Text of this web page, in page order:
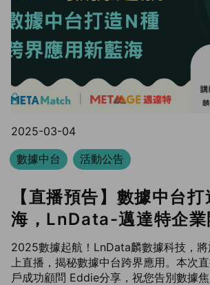
2025-03-04
數據中台
活動公告
【直播預告】數據中台
海，LnData-邁達特企業
2025數據起航！LnData麟數據科技，
上直播，揭秘數據中台跨界應用。本次
戶成功顧問 Eddie分享，祝您告別數據